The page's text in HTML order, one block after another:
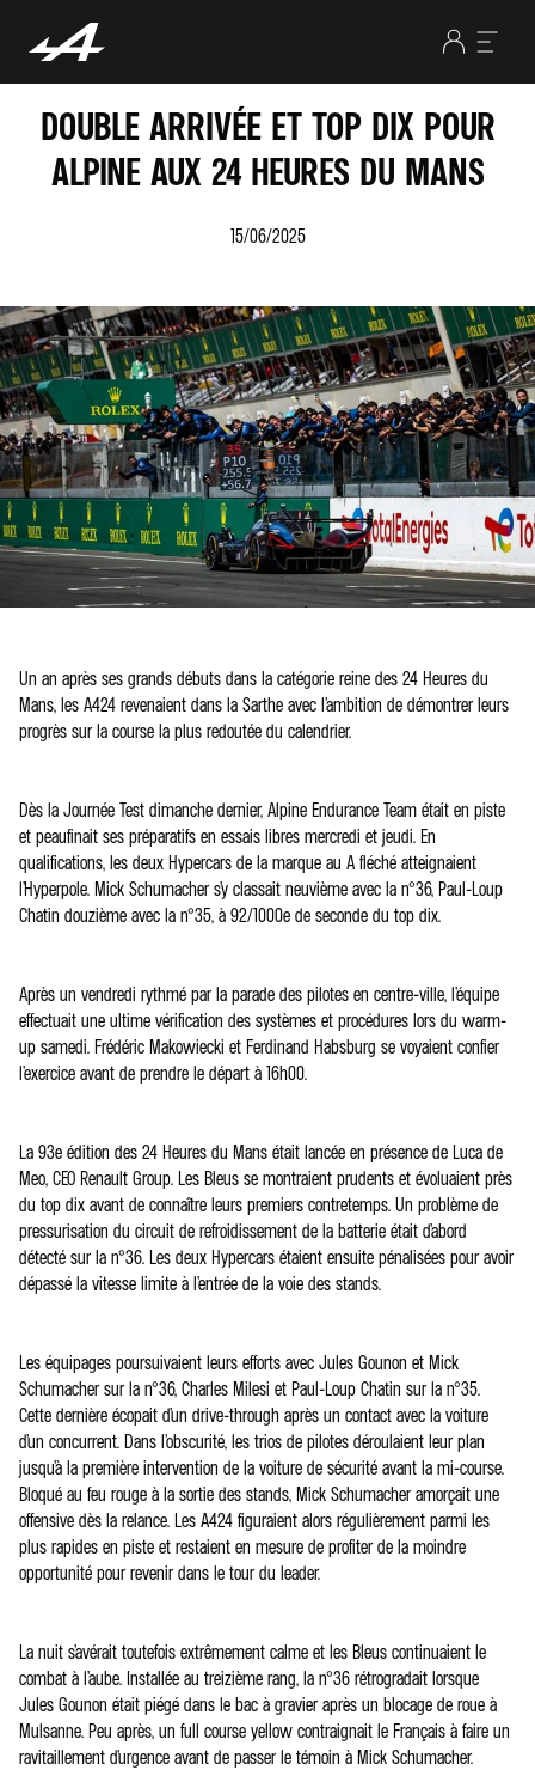
DOUBLE ARRIVÉE ET TOP DIX POUR
ALPINE AUX 24 HEURES DU MANS
15/06/2025
Un an après ses grands débuts dans la catégorie reine des 24 Heures du
Mans, les A424 revenaient dans la Sarthe avec l’ambition de démontrer leurs
progrès sur la course la plus redoutée du calendrier.
Dès la Journée Test dimanche dernier, Alpine Endurance Team était en piste
et peaufinait ses préparatifs en essais libres mercredi et jeudi. En
qualifications, les deux Hypercars de la marque au A fléché atteignaient
l’Hyperpole. Mick Schumacher s’y classait neuvième avec la n°36, Paul-Loup
Chatin douzième avec la n°35, à 92/1000e de seconde du top dix.
Après un vendredi rythmé par la parade des pilotes en centre-ville, l’équipe
effectuait une ultime vérification des systèmes et procédures lors du warm-
up samedi. Frédéric Makowiecki et Ferdinand Habsburg se voyaient confier
l’exercice avant de prendre le départ à 16h00.
La 93e édition des 24 Heures du Mans était lancée en présence de Luca de
Meo, CEO Renault Group. Les Bleus se montraient prudents et évoluaient près
du top dix avant de connaître leurs premiers contretemps. Un problème de
pressurisation du circuit de refroidissement de la batterie était d’abord
détecté sur la n°36. Les deux Hypercars étaient ensuite pénalisées pour avoir
dépassé la vitesse limite à l’entrée de la voie des stands.
Les équipages poursuivaient leurs efforts avec Jules Gounon et Mick
Schumacher sur la n°36, Charles Milesi et Paul-Loup Chatin sur la n°35.
Cette dernière écopait d’un drive-through après un contact avec la voiture
d’un concurrent. Dans l’obscurité, les trios de pilotes déroulaient leur plan
jusqu’à la première intervention de la voiture de sécurité avant la mi-course.
Bloqué au feu rouge à la sortie des stands, Mick Schumacher amorçait une
offensive dès la relance. Les A424 figuraient alors régulièrement parmi les
plus rapides en piste et restaient en mesure de profiter de la moindre
opportunité pour revenir dans le tour du leader.
La nuit s’avérait toutefois extrêmement calme et les Bleus continuaient le
combat à l’aube. Installée au treizième rang, la n°36 rétrogradait lorsque
Jules Gounon était piégé dans le bac à gravier après un blocage de roue à
Mulsanne. Peu après, un full course yellow contraignait le Français à faire un
ravitaillement d’urgence avant de passer le témoin à Mick Schumacher.